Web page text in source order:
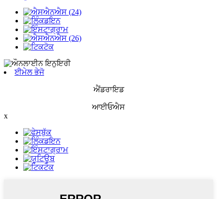
ਈਮੇਲ ਭੇਜੋ
ਐਂਡਰਾਇਡ
ਆਈਓਐਸ
x